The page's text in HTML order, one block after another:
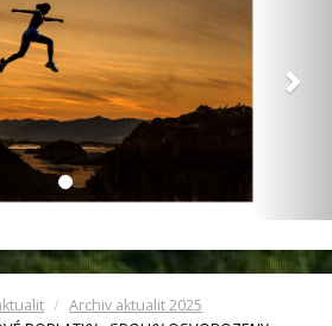
Archiv aktualit 2025